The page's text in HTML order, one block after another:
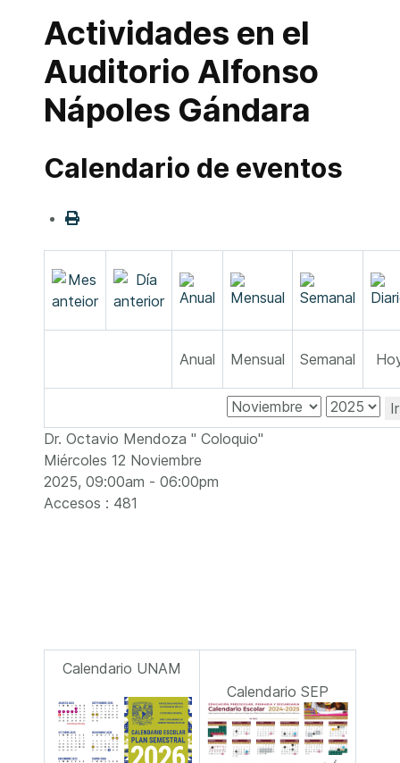
Actividades en el
Auditorio Alfonso
Nápoles Gándara
Calendario de eventos
Anual Mensual Semanal
Dr. Octavio Mendoza " Coloquio"
Miércoles 12 Noviembre
2025, 09:00am - 06:00pm
Accesos : 481
Calendario UNAM
Calendario SEP